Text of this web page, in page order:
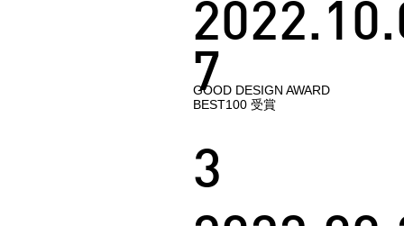
GOOD DESIGN AWARD
BEST100 受賞
7
3